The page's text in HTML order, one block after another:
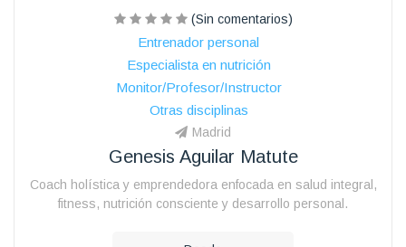
(Sin comentarios)
Entrenador personal
Especialista en nutrición
Monitor/Profesor/Instructor
Otras disciplinas
Madrid
Genesis Aguilar Matute
Coach holística y emprendedora enfocada en salud integral,
fitness, nutrición consciente y desarrollo personal.